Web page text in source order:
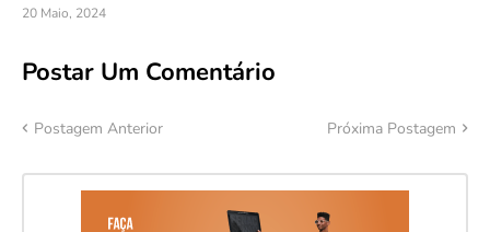
20 Maio, 2024
Postar Um Comentário
Postagem Anterior Próxima Postagem